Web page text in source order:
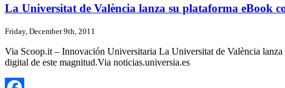
La Universitat de València lanza su plataforma eBook
Friday, December 9th, 2011
Via Scoop.it – Innovación Universitaria La Universitat de València
digital de este magnitud.Via noticias.universia.es